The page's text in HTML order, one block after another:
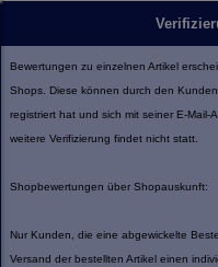
Bewertungen zu einzelnen Artikel
Shops. Diese können durch den
registriert hat und sich mit seiner E-
weitere Verifizierung findet nicht statt.
Shopbewertungen über Shopauskunft:
Nur Kunden, die eine abgewickelte
Versand der bestellten Artikel einen